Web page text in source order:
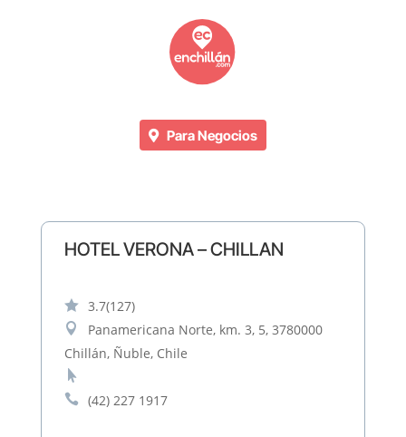
Para Negocios
HOTEL VERONA – CHILLAN
 3.7(127)

Panamericana Norte, km. 3, 5, 3780000
Chillán, Ñuble, Chile


(42) 227 1917